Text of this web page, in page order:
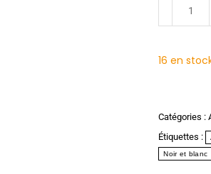
16 en
Catégories :
Étiquettes :
Noir et blanc